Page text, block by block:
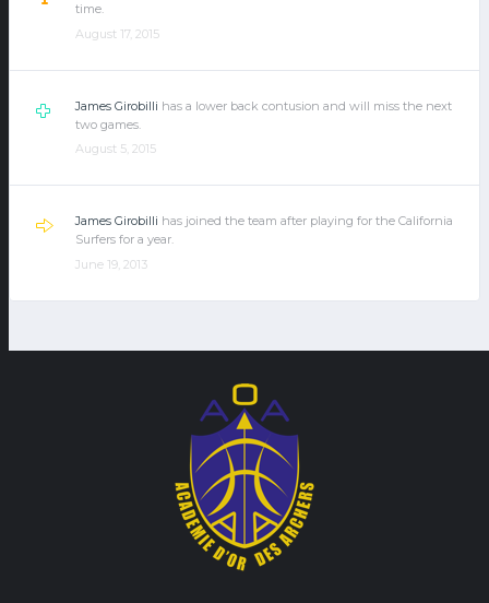
time.
August 17, 2015
James Girobilli has a lower back contusion and will miss the next
two games.
August 5, 2015
James Girobilli has joined the team after playing for the California
Surfers for a year.
June 19, 2013